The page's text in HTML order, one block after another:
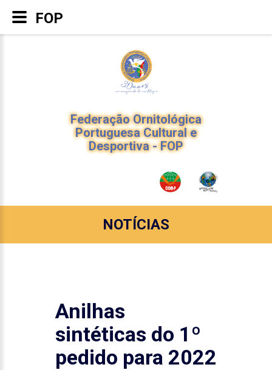
Federação Ornitológica
Portuguesa Cultural e
Desportiva - FOP
NOTÍCIAS
Anilhas
sintéticas do 1º
pedido para 2022
FOP